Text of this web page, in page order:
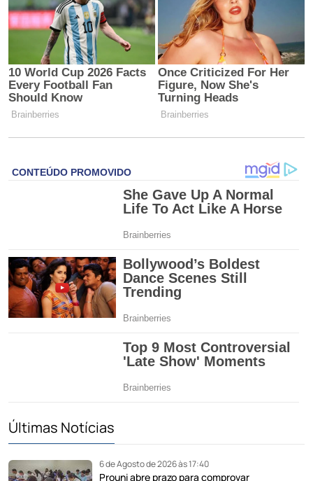
Últimas Notícias
6 de Agosto de 2026 às 17:40
Prouni abre prazo para comprovar